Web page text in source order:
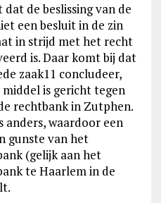
de beslissing van de
een besluit in de zin
in strijd met het recht
is. Daar komt bij dat
zaak11 concludeer,
is gericht tegen
rechtbank in Zutphen.
anders, waardoor een
gunste van het
(gelijk aan het
te Haarlem in de